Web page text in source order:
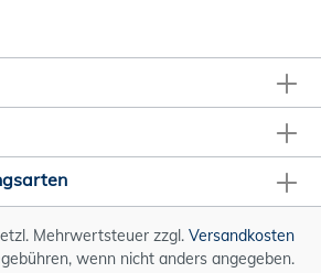
Mehrwertsteuer zzgl. Versandkosten
wenn nicht anders angegeben.